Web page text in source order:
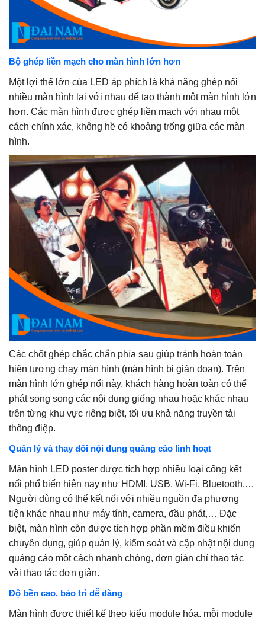
Bộ ghép liền mạch cho màn hình lớn hơn
Một lợi thế lớn của LED áp phích là khả năng ghép nối
nhiều màn hình lại với nhau để tạo thành một màn hình lớn
hơn. Các màn hình được ghép liền mạch với nhau một
cách chính xác, không hề có khoảng trống giữa các màn
hình.
Các chốt ghép chắc chắn phía sau giúp tránh hoàn toàn
hiện tượng chạy màn hình (màn hình bị gián đoạn). Trên
màn hình lớn ghép nối này, khách hàng hoàn toàn có thể
phát song song các nội dung giống nhau hoặc khác nhau
trên từng khu vực riêng biệt, tối ưu khả năng truyền tải
thông điệp.
Quản lý và thay đổi nội dung quảng cáo linh hoạt
Màn hình LED poster được tích hợp nhiều loại cổng kết
nối phổ biến hiện nay như HDMI, USB, Wi-Fi, Bluetooth,…
Người dùng có thể kết nối với nhiều nguồn đa phương
tiện khác nhau như máy tính, camera, đầu phát,… Đặc
biệt, màn hình còn được tích hợp phần mềm điều khiển
chuyên dụng, giúp quản lý, kiểm soát và cập nhật nội dung
quảng cáo một cách nhanh chóng, đơn giản chỉ thao tác
vài thao tác đơn giản.
Độ bền cao, bảo trì dễ dàng
Màn hình được thiết kế theo kiểu module hóa, mỗi module